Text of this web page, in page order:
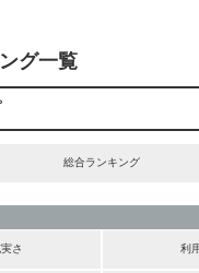
グ一覧
総合ランキング
さ 利